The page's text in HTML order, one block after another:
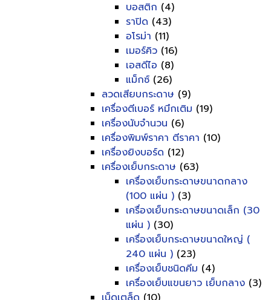
บอสติก (4)
ราปิด (43)
อโรม่า (11)
เมอร์คิว (16)
เอสดีไอ (8)
แม็กซ์ (26)
ลวดเสียบกระดาษ (9)
เครื่องตีเบอร์ หมึกเติม (19)
เครื่องนับจำนวน (6)
เครื่องพิมพ์ราคา ตีราคา (10)
เครื่องยิงบอร์ด (12)
เครื่องเย็บกระดาษ (63)
เครื่องเย็บกระดาษขนาดกลาง
(100 แผ่น ) (3)
เครื่องเย็บกระดาษขนาดเล็ก (30
แผ่น ) (30)
เครื่องเย็บกระดาษขนาดใหญ่ (
240 แผ่น ) (23)
เครื่องเย็บชนิดคีม (4)
เครื่องเย็บแขนยาว เย็บกลาง (3)